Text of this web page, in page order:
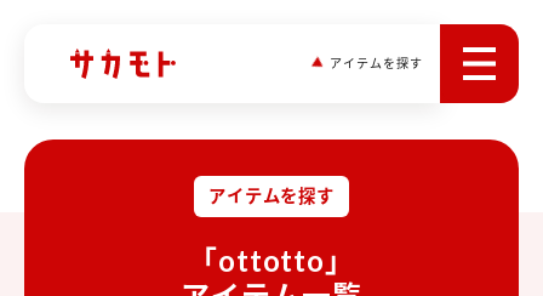
アイテムを探す
アイテムを探す
「ottotto」